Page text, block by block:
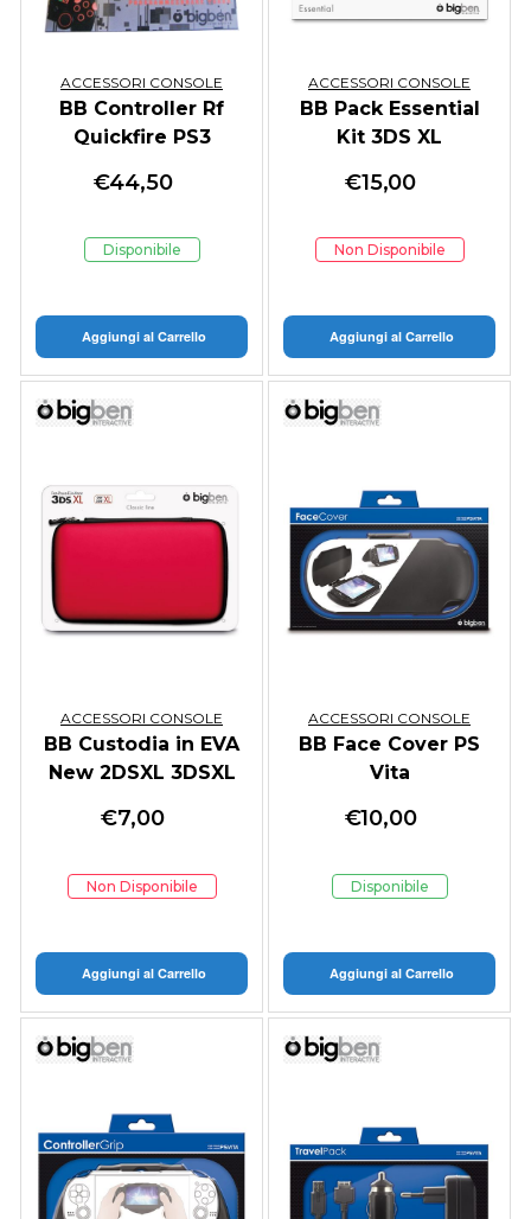
ACCESSORI CONSOLE
BB Controller Rf
Quickfire PS3
€44,50
Disponibile
Aggiungi al Carrello
ACCESSORI CONSOLE
BB Pack Essential
Kit 3DS XL
€15,00
Non Disponibile
Aggiungi al Carrello
ACCESSORI CONSOLE
BB Custodia in EVA
New 2DSXL 3DSXL
€7,00
Non Disponibile
Aggiungi al Carrello
ACCESSORI CONSOLE
BB Face Cover PS
Vita
€10,00
Disponibile
Aggiungi al Carrello